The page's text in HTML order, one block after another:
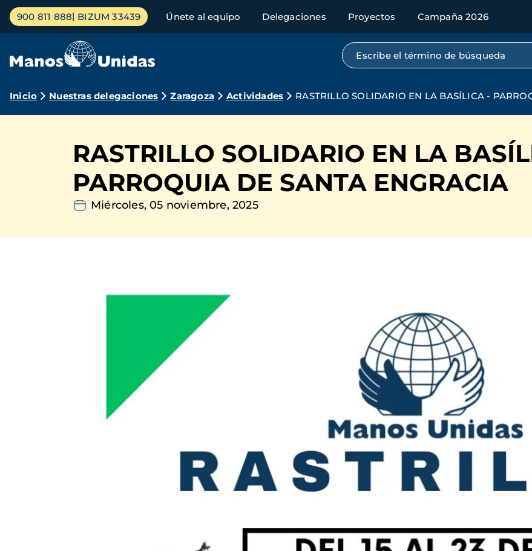
Pasar
contenido
Menú
principal
900 811 888 BIZUM 33439 Únete al equipo Delegaciones Proyectos Campaña 2026
Búsqueda por texto completo
Ruta
navegación
Inicio Nuestras delegaciones Zaragoza Actividades RASTRILLO SOLIDARIO EN LA BASÍLICA -
RASTRILLO SOLIDARIO EN LA
PARROQUIA DE SANTA ENGRACIA
Miércoles, 05 noviembre, 2025